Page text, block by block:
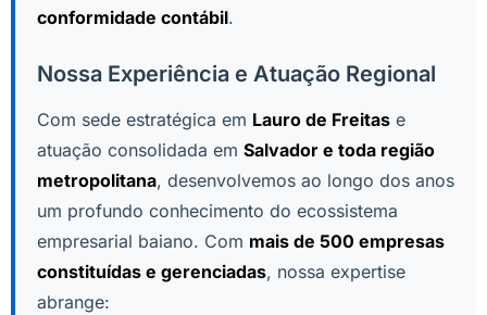
conformidade contábil.
Nossa Experiência e Atuação Regional
Com sede estratégica em Lauro de Freitas e
atuação consolidada em Salvador e toda região
metropolitana, desenvolvemos ao longo dos anos
um profundo conhecimento do ecossistema
empresarial baiano. Com mais de 500 empresas
constituídas e gerenciadas, nossa expertise
abrange: